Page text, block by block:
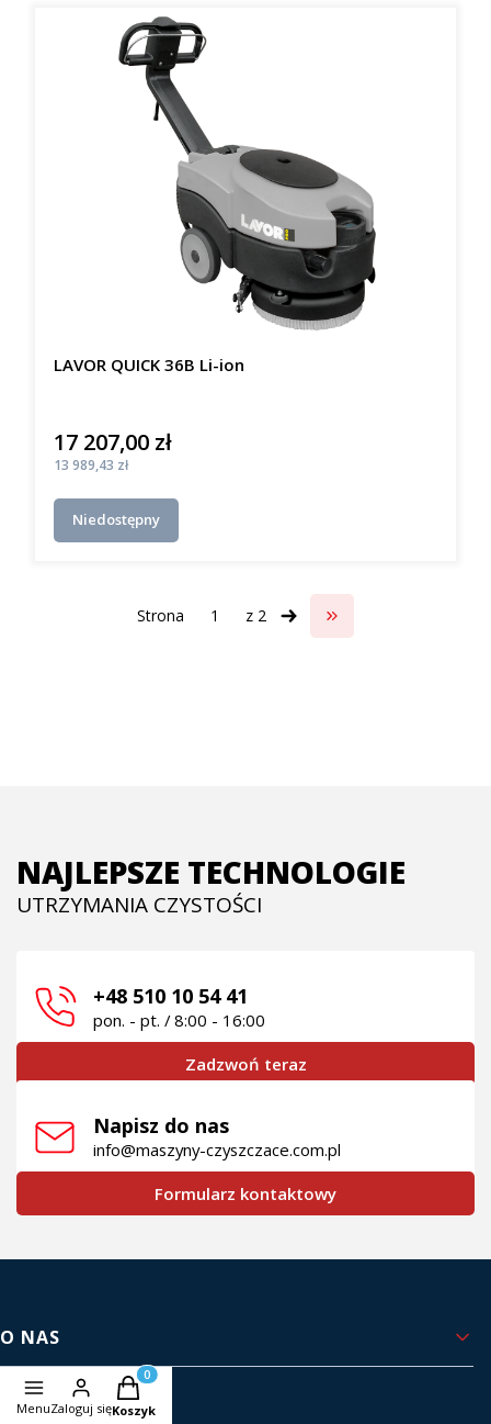
LAVOR QUICK 36B Li-ion
Cena
17 207,00 zł
Cena
13 989,43 zł
Niedostępny
Strona z 2 Przejdź do ostatniej
NAJLEPSZE TECHNOLOGIE
UTRZYMANIA CZYSTOŚCI
+48 510 10 54 41
pon. - pt. / 8:00 - 16:00
Zadzwoń teraz
Napisz do nas
info@maszyny-czyszczace.com.pl
Formularz kontaktowy
Linki w stopce
O NAS
Kontakt i dane firmy
MenuZaloguj się
Produkty w koszyku: 0. Zobacz szczegóły
Koszyk